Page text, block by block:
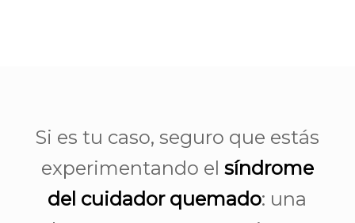
Si es tu caso, seguro que estás
experimentando el síndrome
del cuidador quemado: una